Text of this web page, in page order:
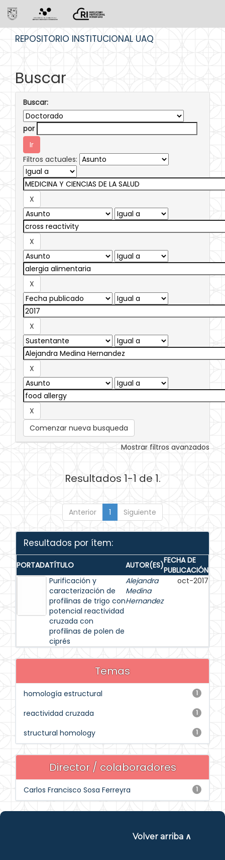
REPOSITORIO INSTITUCIONAL UAQ
Buscar
Buscar:
por
Filtros actuales:
Comenzar nueva busqueda
Mostrar filtros avanzados
Resultados 1-1 de 1.
Anterior 1 Siguiente
Resultados por ítem:
PORTADATÍTULO AUTOR(ES)FECHA DE
PUBLICACIÓN
Purificación y
caracterización de
profilinas de trigo con
potencial reactividad
cruzada con
profilinas de polen de
ciprés
Alejandra
Medina
Hernandez
oct-2017
Temas
1
homología estructural
1
reactividad cruzada
1
structural homology
Director / colaboradores
1
Carlos Francisco Sosa Ferreyra
Volver arriba ∧